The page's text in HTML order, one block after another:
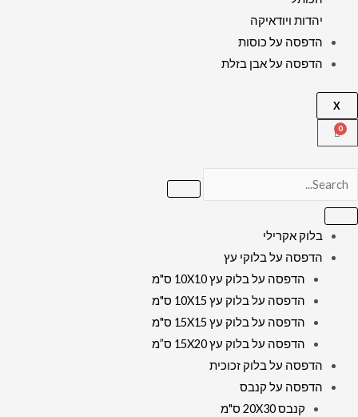
יהדות ויודאיקה
הדפסה על כוסות
הדפסה על אבן בזלת
X
בלוק אקרילי
הדפסה על בלוקי עץ
הדפסה על בלוק עץ 10X10 ס"מ
הדפסה על בלוק עץ 10X15 ס"מ
הדפסה על בלוק עץ 15X15 ס"מ
הדפסה על בלוק עץ 15X20 ס”מ
הדפסה על בלוק זכוכית
הדפסה על קנבס
קנבס 20X30 ס"מ